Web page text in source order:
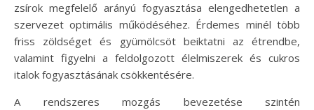
zsírok megfelelő arányú fogyasztása elengedhetetlen a
szervezet optimális működéséhez. Érdemes minél több
friss zöldséget és gyümölcsöt beiktatni az étrendbe,
valamint figyelni a feldolgozott élelmiszerek és cukros
italok fogyasztásának csökkentésére.
A rendszeres mozgás bevezetése szintén